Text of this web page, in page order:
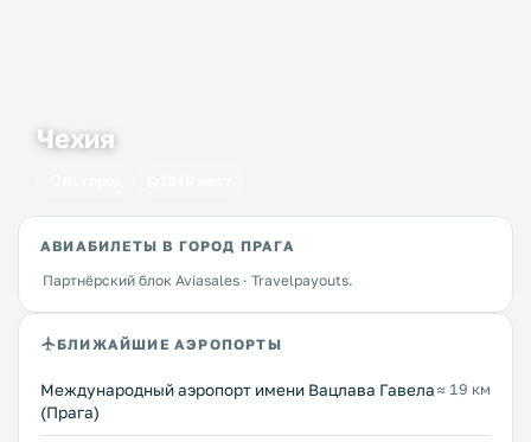
Чехия
АВИАБИЛЕТЫ В ГОРОД ПРАГА
Партнёрский блок Aviasales · Travelpayouts.
БЛИЖАЙШИЕ АЭРОПОРТЫ
Международный аэропорт имени Вацлава Гавела
(Прага)
≈ 19 км